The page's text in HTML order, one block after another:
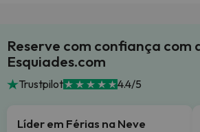
Reserve com confiança com
Esquiades.com
Trustpilot 4.4/5
Líder em Férias na Neve